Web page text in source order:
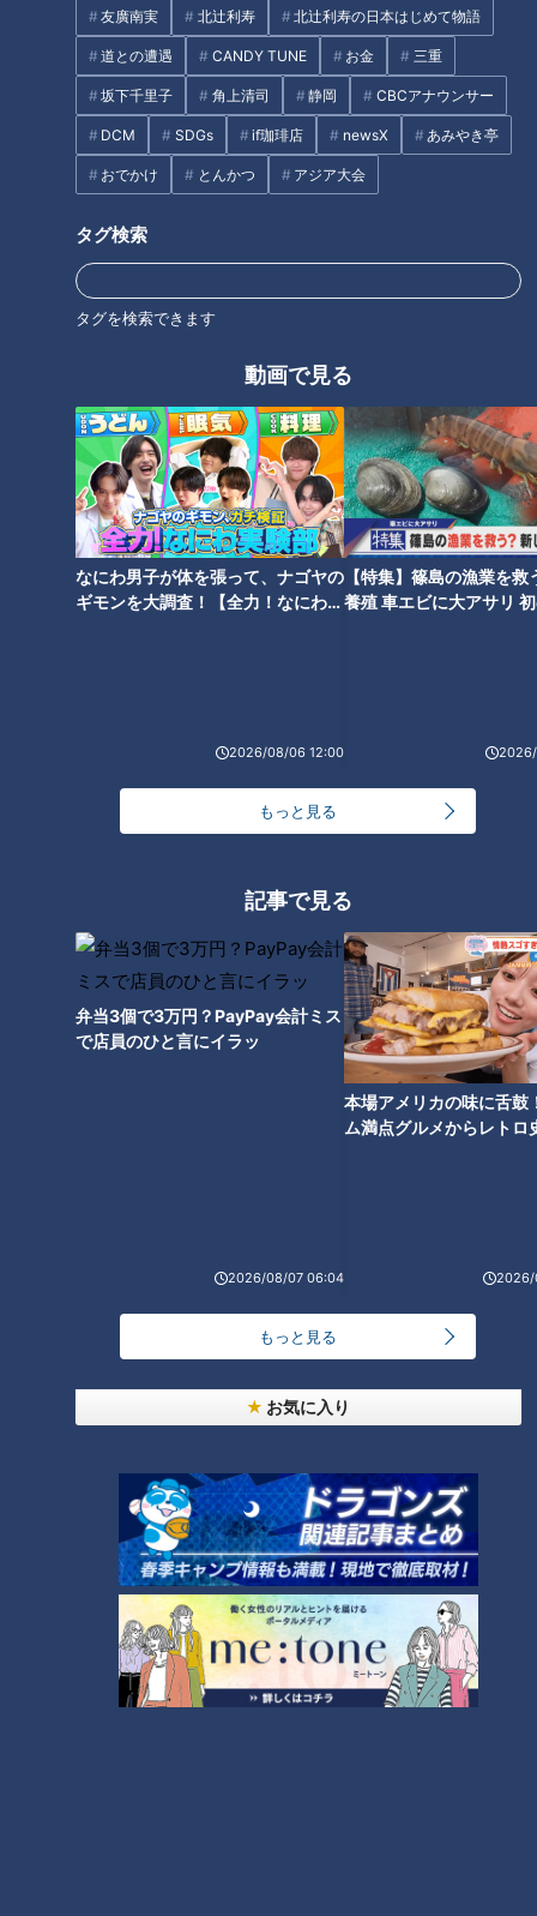
友廣南実 北辻利寿 北辻利寿の日本はじめて物語
道との遭遇 CANDY TUNE お金 三重
坂下千里子 角上清司 静岡 CBCアナウンサー
DCM SDGs if珈琲店 newsX あみやき亭
おでかけ とんかつ アジア大会
タグ検索
タグを検索できます
動画で見る
なにわ男子が体を張って、ナゴヤの
ギモンを大調査！【全力！なにわ実
2026/08/06 12:00
【特集】篠島の漁業を救
養殖 車エビに大アサリ
もっと見る
記事で見る
弁当3個で3万円？PayPay会計ミス
で店員のひと言にイラッ
2026/08/07 06:04
本場アメリカの味に舌鼓
ム満点グルメからレトロ
2026/
もっと見る
お気に入り
沖縄でのライブは「おいしい葡萄の旅」ツアーから、実に１０
コンベンションセンターの会場にいたことを、懐かしく思い出
す。サザンとの縁、同時に沖縄との縁に感慨深く浸りながら、
今回の会場である沖縄アリーナへ。前夜からの雨も上がり、３
月の太陽が蒸し暑さを運ぶ。まるでサザンの来沖を祝うかのよ
うに、このアリーナを本拠地とする琉球ゴールデンキングス
が、バスケットボールの天皇杯を制した。まさにその同じ日
に、ステージが幕を開けた。
た桑田佳祐さんの“ご当地挨拶”。注目の１曲目は今回も予想が
当たらなかった。何と『逢いたさ見たさ 病める My Mind』だ
った。１９８２年（昭和５７年）発売のアルバム『NUDE
に酔いしれて、自らの歩んできた日々をちょっぴり懐かしむ。
サザンの歌にはそんな力がある。だからこそ、多くのファンが
年を重ねても愛し続ける。
『ジャンヌ・ダルクによろしく』を弾く
公式ファンクラブ会報『代官山通信』によると、今回のライブ
らも、新旧おり交ぜてのステージであることを予感させる。こ
の曲では、早くも桑田さんのギターテクニックが満開だ。
『ラチエン通りのシスター』の郷愁
３曲目からの序盤は懐かしい歌が続く。『せつない胸に風が吹
いてた』『愛する女性とのすれ違い』『海』と、桑田さんのロ
マンチックな歌詞に酔った後に『ラチエン通りのシスター』が
来た！デビュー翌年の２作目のアルバム『10ナンバーズ・から
っと』の収録曲である。小粋な歌詞に、優しいメロディーライ
ン。スクリーンには茅ケ崎にあるラチエン通りの風景が映し出
されて、サザンが歩んできた歴史を、聴く人の心に映し出す。